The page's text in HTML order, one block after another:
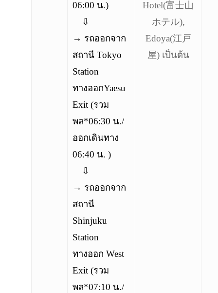
06:00 น.)
⇩
→ รถออกจาก
สถานี Tokyo
Station
ทางออกYaesu
Exit (รวม
พล*06:30 น./
ออกเดินทาง
06:40 น. )
⇩
→ รถออกจาก
สถานี
Shinjuku
Station
ทางออก West
Exit (รวม
พล*07:10 น./
Hotel(富士山
ホテル),
Edoya(江戸
屋) เป็นต้น